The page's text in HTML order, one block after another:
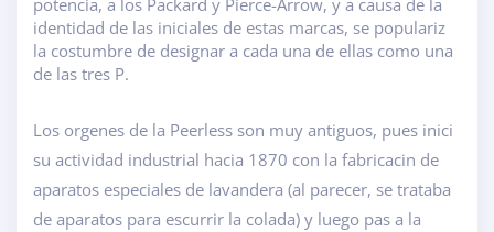
potencia, a los Packard y Pierce-Arrow, y a causa de la
identidad de las iniciales de estas marcas, se populariz
la costumbre de designar a cada una de ellas como una
de las tres P.
Los orgenes de la Peerless son muy antiguos, pues inici
su actividad industrial hacia 1870 con la fabricacin de
aparatos especiales de lavandera (al parecer, se trataba
de aparatos para escurrir la colada) y luego pas a la